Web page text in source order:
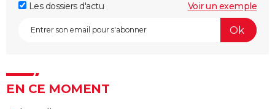
Les dossiers d'actu
Voir un exemple
EN CE MOMENT